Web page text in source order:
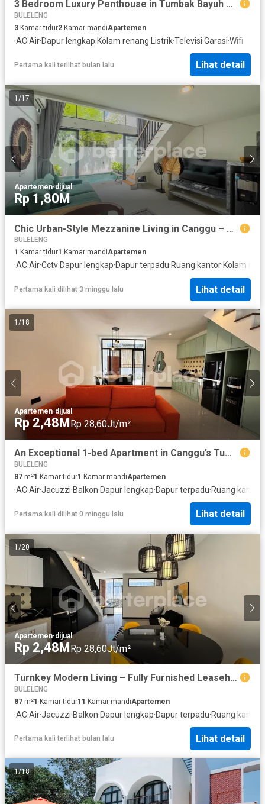
3 Bedroom Luxury Penthouse in Tumbak Bayuh with Premium Facilities
BULELENG
3 Kamar tidur2 Kamar mandiApartemen
·AC·Air·Dapur lengkap·Kolam renang· Listrik·Televisi·Garasi·Wifi
Pertama kali terlihat bulan lalu Lihat detail
1 /17
Apartemen·dijual
Rp 1,80M
Chic Urban-Style Mezzanine Living in Canggu – A Thoughtfully Crafted Leasehold Home Offering Comfort, Convenience, and Strong Investment Potential
BULELENG
1 Kamar tidur1 Kamar mandiApartemen
·AC·Air·Cctv·Dapur lengkap·Dapur terpadu·Ruang kantor·Kolam
Pertama kali dilihat 3 minggu lalu Lihat detail
1 /18
Apartemen·dijual
Rp 2,48MRp 28,60Jt/m²
An Exceptional 1-bed Apartment in Canggu’s Tumbak Bayuh – Designed for Lifestyle, Built for Investment
BULELENG
87 m²1 Kamar tidur1 Kamar mandiApartemen
·AC·Air·Jacuzzi·Balkon·Dapur lengkap·Dapur terpadu·Ruang kantor
Pertama kali dilihat 0 minggu lalu Lihat detail
1 /20
Apartemen·dijual
Rp 2,48MRp 28,60Jt/m²
Turnkey Modern Living – Fully Furnished Leasehold 1-Bed Apartment in Canggu Tumbak Bayuh, A Rare Gem in the Bali Property Market
BULELENG
87 m²1 Kamar tidur11 Kamar mandiApartemen
·AC·Air·Jacuzzi·Balkon·Dapur lengkap·Dapur terpadu·Ruang kantor
Pertama kali terlihat bulan lalu Lihat detail
1/18